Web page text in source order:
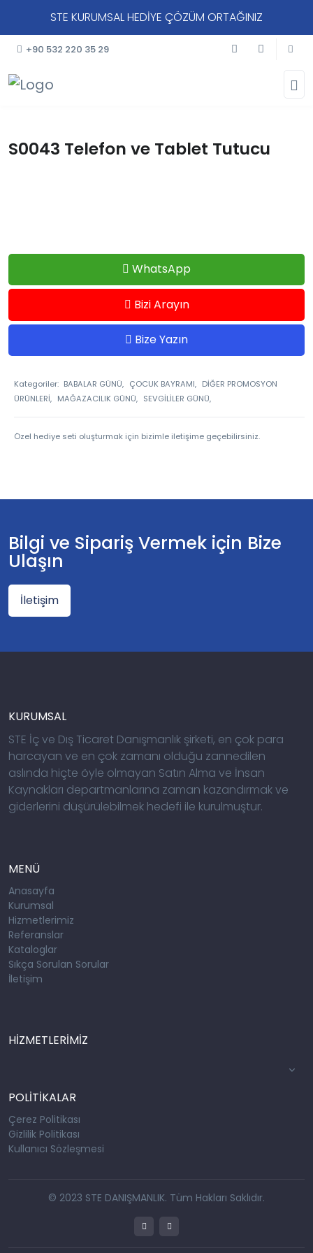
STE KURUMSAL HEDİYE ÇÖZÜM ORTAĞINIZ
+90 532 220 35 29
S0043 Telefon ve Tablet Tutucu
WhatsApp
Bizi Arayın
Bize Yazın
Kategoriler: BABALAR GÜNÜ, ÇOCUK BAYRAMI, DİĞER PROMOSYON
ÜRÜNLERİ, MAĞAZACILIK GÜNÜ, SEVGİLİLER GÜNÜ,
Özel hediye seti oluşturmak için bizimle iletişime geçebilirsiniz.
Bilgi ve Sipariş Vermek için Bize
Ulaşın
İletişim
KURUMSAL
STE İç ve Dış Ticaret Danışmanlık şirketi, en çok para
harcayan ve en çok zamanı olduğu zannedilen
aslında hiçte öyle olmayan Satın Alma ve İnsan
Kaynakları departmanlarına zaman kazandırmak ve
giderlerini düşürülebilmek hedefi ile kurulmuştur.
MENÜ
Anasayfa
Kurumsal
Hizmetlerimiz
Referanslar
Kataloglar
Sıkça Sorulan Sorular
İletişim
HİZMETLERİMİZ
POLİTİKALAR
Çerez Politikası
Gizlilik Politikası
Kullanıcı Sözleşmesi
© 2023 STE DANIŞMANLIK. Tüm Hakları Saklıdır.